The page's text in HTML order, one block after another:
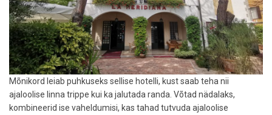
Mõnikord leiab puhkuseks sellise hotelli, kust saab teha nii
ajaloolise linna trippe kui ka jalutada randa. Võtad nädalaks,
kombineerid ise vaheldumisi, kas tahad tutvuda ajaloolise